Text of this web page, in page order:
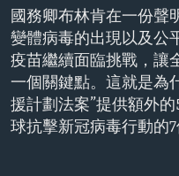
MIDDLE EAST
DEMOCRACY AND
ECONOMY AND TRADE
ENVIRONMENT AND
IDEALS AND
國務卿布林肯在一份聲
變體病毒的出現以及公
疫苗繼續面臨挑戰，讓
一個關鍵點。這就是為
援計劃法案”提供額外
球抗擊新冠病毒行動的